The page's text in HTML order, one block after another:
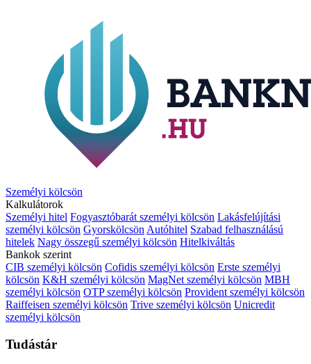
Személyi kölcsön
Kalkulátorok
Személyi hitel Fogyasztóbarát személyi kölcsön Lakásfelújítási
személyi kölcsön Gyorskölcsön Autóhitel Szabad felhasználású
hitelek Nagy összegű személyi kölcsön Hitelkiváltás
Bankok szerint
CIB személyi kölcsön Cofidis személyi kölcsön Erste személyi
kölcsön K&H személyi kölcsön MagNet személyi kölcsön MBH
személyi kölcsön OTP személyi kölcsön Provident személyi kölcsön
Raiffeisen személyi kölcsön Trive személyi kölcsön Unicredit
személyi kölcsön
Tudástár